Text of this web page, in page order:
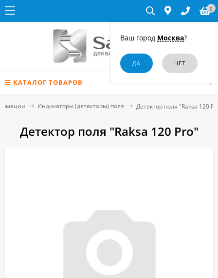
Ваш город Москва?
0
КАТАЛОГ ТОВАРОВ
Индикаторы (детекторы) поля Детектор поля "Raksa 120
Детектор поля "Raksa 120 Pro"